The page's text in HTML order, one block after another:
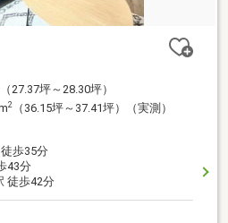
（27.37坪～28.30坪）
2
（36.15坪～37.41坪）（実測）
歩35分
43分
徒歩42分